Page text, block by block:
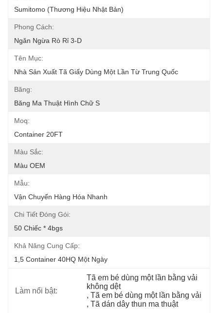
Sumitomo (thương Hiệu Nhật Bản)
Phong Cách:
Ngăn Ngừa Rò Rỉ 3-D
Tên Mục:
Nhà Sản Xuất Tã Giấy Dùng Một Lần Từ Trung Quốc
Băng:
Băng Ma Thuật Hình Chữ S
Moq:
Container 20FT
Màu Sắc:
Màu OEM
Mẫu:
Vận Chuyển Hàng Hóa Nhanh
Chi Tiết Đóng Gói:
50 Chiếc * 4bgs
Khả Năng Cung Cấp:
1,5 Container 40HQ Một Ngày
Làm nổi bật:
Tã em bé dùng một lần bằng vải
không dệt
, Tã em bé dùng một lần bằng vải
, Tã dán dây thun ma thuật